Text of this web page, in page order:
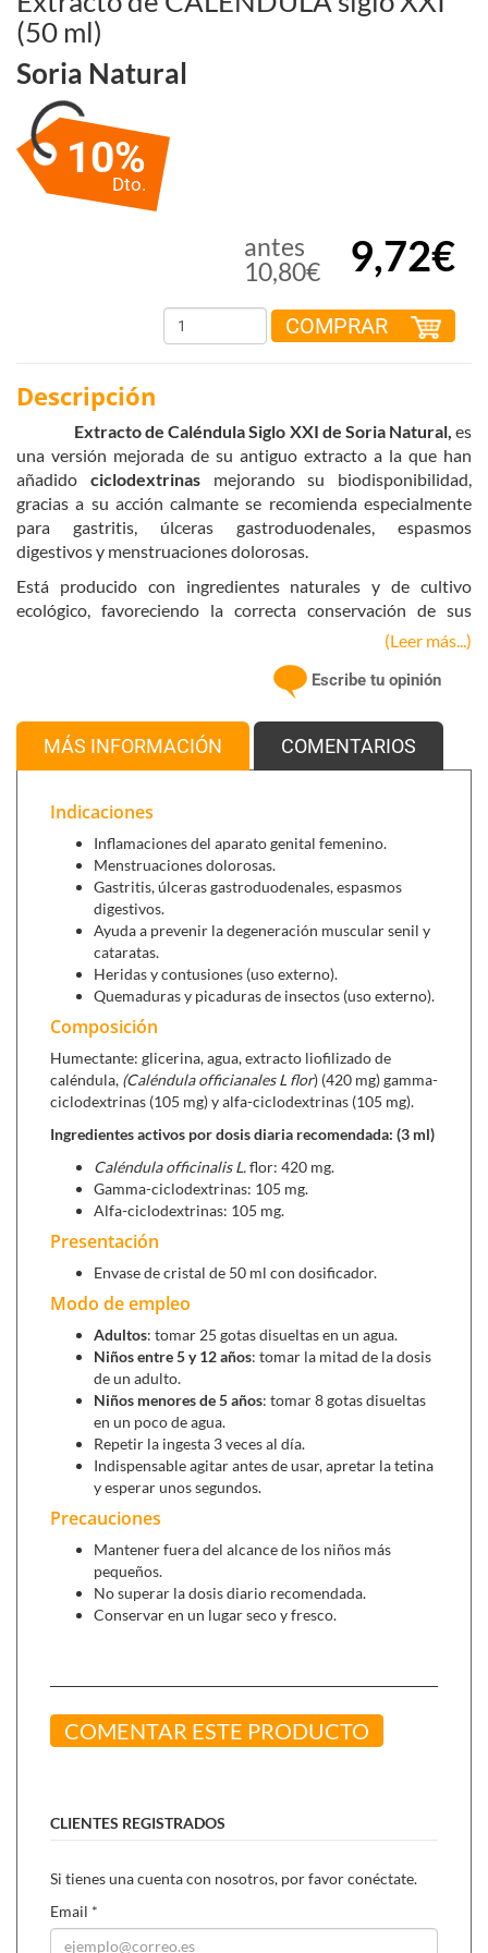
(50 ml)
Soria Natural
10%
Dto.
antes
10,80€
9,72€
COMPRAR
Descripción
Extracto de Caléndula Siglo XXI de Soria Natural, es
una versión mejorada de su antiguo extracto a la que han
añadido ciclodextrinas mejorando su biodisponibilidad,
gracias a su acción calmante se recomienda especialmente
para gastritis, úlceras gastroduodenales, espasmos
digestivos y menstruaciones dolorosas.
Está producido con ingredientes naturales y de cultivo
ecológico, favoreciendo la correcta conservación de sus
es una planta con propiedades
antiinflamatorias, antisépticas y cicatrizantes, pero
también se indica a mujeres con problemas de
fertilidad, depresión, problemas hormonales y
dolencias en el perineo.
Ciclodextrinas,
son oligosacáridos cíclicos, de origen
vegetal, obtenidas de la degradación enzimática del
almidón (maíz) y son de origen totalmente
natural. Entre las ventajas de las ciclodextrinas
podemos mencionar:
Aumentan la solubilidad de sustancias o
principios activos poco hidrosolubles, mejorando
su biodisponibilidad y absorción.
Mejoran la estabilización de determinadas
sustancias.
Protegen a las sustancias o principios activos
frente a la degradación por determinados
microorganismos, etc...).
Mejor sabor, producen el enmascaramiento de
sabores, aromas y colores desagradables.
Reducen y previenen la irritación de los tejidos
que pueden producir determinadas sustancias
(saponinas, taninos, irioides monoterpénicos,
Combinan múltiples sustancias o principios
activos dentro de una formulación para conseguir
efectos sinérgicos y con el fin de evitar la
interacción química entre ellos.
La incorporación de ciclodextrinas en los productos es
extremadamente beneficiosa, otorgando cualidades físico-
químicas que se reflejan claramente en la eficacia y
estabilidad del producto final formulado.
Se puede combinar con:
Maxi enzimas con probióticos (40 cápsulas)
ayudará a mejorar tus digestiones yregenerar tu flora
como un protector de estómago natural, útil en acidez
de estómago y gastritis.
(Leer más...)
Escribe tu opinión
MÁS INFORMACIÓN COMENTARIOS
Indicaciones
Inflamaciones del aparato genital femenino.
Menstruaciones dolorosas.
Gastritis, úlceras gastroduodenales, espasmos
digestivos.
Ayuda a prevenir la degeneración muscular senil y
cataratas.
Heridas y contusiones (uso externo).
Quemaduras y picaduras de insectos (uso externo).
Composición
Humectante: glicerina, agua, extracto liofilizado de
caléndula, (Caléndula officianales L flor) (420 mg) gamma-
ciclodextrinas (105 mg) y alfa-ciclodextrinas (105 mg).
Ingredientes activos por dosis diaria recomendada: (3 ml)
Caléndula officinalis L.flor: 420 mg.
Gamma-ciclodextrinas: 105 mg.
Alfa-ciclodextrinas: 105 mg.
Presentación
Envase de cristal de 50 ml con dosificador.
Modo de empleo
Adultos: tomar 25 gotas disueltas en un agua.
Niñosentre 5 y 12 años: tomar la mitad de la dosis
de un adulto.
Niños menores de 5 años: tomar 8 gotas disueltas
en un poco de agua.
Repetir la ingesta 3 veces al día.
Indispensable agitar antes de usar, apretar la tetina
y esperar unos segundos.
Precauciones
Mantener fuera del alcance de los niños más
pequeños.
No superar la dosis diario recomendada.
Conservar en un lugar seco y fresco.
COMENTAR ESTE PRODUCTO
CLIENTES REGISTRADOS
Si tienes una cuenta con nosotros, por favor conéctate.
Email *